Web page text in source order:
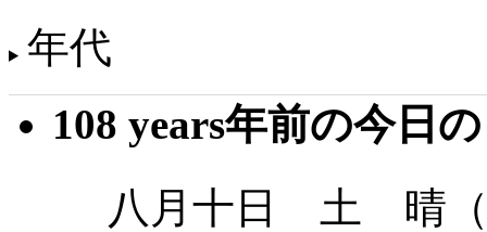
年代
108 years年前の今日
八月十日 土 晴（